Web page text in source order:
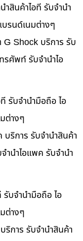
สินค้าไอที รับจำนำ
รนด์เนมต่างๆ
G Shock บริการ รับ
รศัพท์ รับจำนำไอ
รับจำนำมือถือ ไอ
ต่างๆ
ริการ รับจำนำสินค้า
ำนำไอแพค รับจำนำ
รับจำนำมือถือ ไอ
ต่างๆ
การ รับจำนำสินค้า